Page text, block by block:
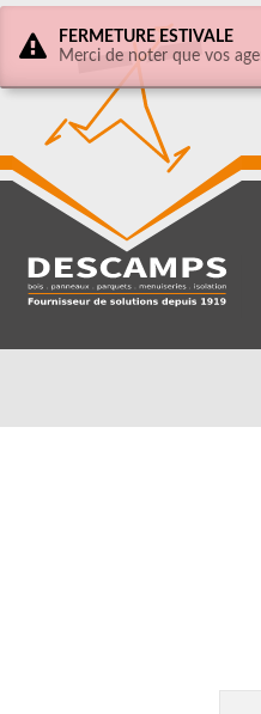
FERMETURE ESTIVALE
Merci de noter que vos